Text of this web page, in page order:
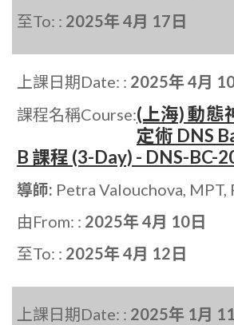
至To: : 2025年 4月 17日
上課日期Date: : 2025年 4月
課程名稱Course:(上海) 動態
定術 DNS
B 課程 (3-Day) - DNS-BC-
導師: Petra Valouchova, MPT,
由From: : 2025年 4月 10日
至To: : 2025年 4月 12日
上課日期Date: : 2025年 1月